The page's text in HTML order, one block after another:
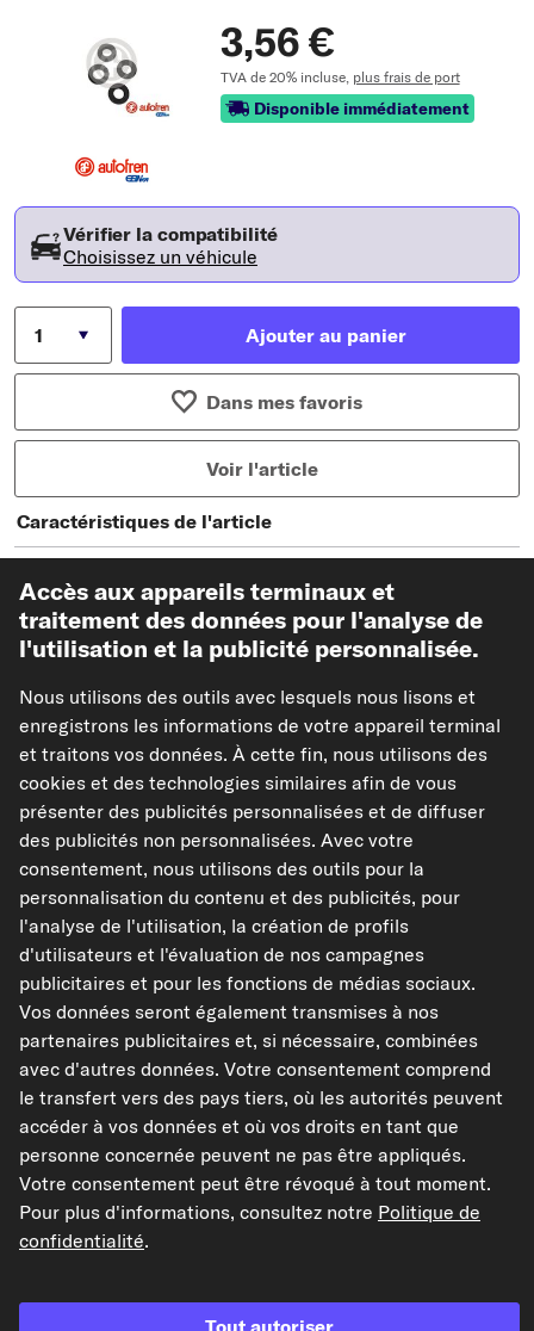
3,56 €
TVA de 20% incluse, plus frais de port
Disponible immédiatement
Vérifier la compatibilité
Choisissez un véhicule
Ajouter au panier
Dans mes favoris
Voir l'article
Caractéristiques de l'article
Diamètre [mm]
21
Modèles de véhicules compatibles
AUTOFREN SEINSA Kit de réparation, maître-
cylindre de frein
Réf : D1727
3,59 €
TVA de 20% incluse,plus frais de port
Disponible immédiatement
Vérifier la compatibilité
Choisissez un véhicule
Ajouter au panier
Dans mes favoris
Caractéristiques de l'article
Accès aux appareils terminaux et
traitement des données pour l'analyse de
l'utilisation et la publicité personnalisée.
Nous utilisons des outils avec lesquels nous lisons et
enregistrons les informations de votre appareil terminal
et traitons vos données. À cette fin, nous utilisons des
cookies et des technologies similaires afin de vous
présenter des publicités personnalisées et de diffuser
des publicités non personnalisées. Avec votre
consentement, nous utilisons des outils pour la
personnalisation du contenu et des publicités, pour
l'analyse de l'utilisation, la création de profils
d'utilisateurs et l'évaluation de nos campagnes
publicitaires et pour les fonctions de médias sociaux.
Vos données seront également transmises à nos
partenaires publicitaires et, si nécessaire, combinées
avec d'autres données. Votre consentement comprend
le transfert vers des pays tiers, où les autorités peuvent
accéder à vos données et où vos droits en tant que
personne concernée peuvent ne pas être appliqués.
Votre consentement peut être révoqué à tout moment.
Pour plus d'informations, consultez notre Politique de
confidentialité.
Tout autoriser